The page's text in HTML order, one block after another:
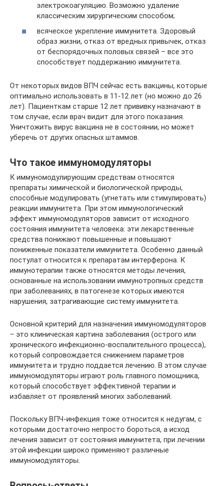
электрокоагуляцию. Возможно удаление
классическим хирургическим способом;
всяческое укрепление иммунитета. Здоровый
образ жизни, отказ от вредных привычек, отказ
от беспорядочных половых связей – все это
способствует поддержанию иммунитета.
От некоторых видов ВПЧ сейчас есть вакцины, которые
оптимально использовать в 11-12 лет (но можно до 26
лет). Пациенткам старше 12 лет прививку назначают в
том случае, если врач видит для этого показания.
Уничтожить вирус вакцина не в состоянии, но может
уберечь от других опасных штаммов.
Что такое иммуномодуляторы
К иммуномодулирующим средствам относятся
препараты химической и биологической природы,
способные модулировать (угнетать или стимулировать)
реакции иммунитета. При этом иммунологический
эффект иммуномодуляторов зависит от исходного
состояния иммунитета человека: эти лекарственные
средства понижают повышенные и повышают
пониженные показатели иммунитета. Особенно данный
постулат относится к препаратам интерферона. К
иммунотерапии также относятся методы лечения,
основанные на использовании иммунотропных средств
при заболеваниях, в патогенезе которых имеются
нарушения, затрагивающие систему иммунитета.
Основной критерий для назначения иммуномодуляторов
– это клиническая картина заболевания (острого или
хронического инфекционно-воспалительного процесса),
который сопровождается снижением параметров
иммунитета и трудно поддается лечению. В этом случае
иммуномодуляторы играют роль главного помощника,
который способствует эффективной терапии и
избавляет от проявлений многих заболеваний.
Поскольку ВПЧ-инфекция тоже относится к недугам, с
которыми достаточно непросто бороться, а исход
лечения зависит от состояния иммунитета, при лечении
этой инфекции широко применяют различные
иммуномодуляторы.